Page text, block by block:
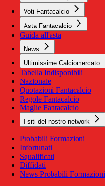
Voti Fantacalcio
Asta Fantacalcio
Guida all'asta
News
Ultimissime Calciomercato
Tabella Indisponibili
Nazionale
Quotazioni Fantacalcio
Regole Fantacalcio
Maglie Fantacalcio
I siti del nostro network
Probabili Formazioni
Infortunati
Squalificati
Diffidati
News Probabili Formazioni